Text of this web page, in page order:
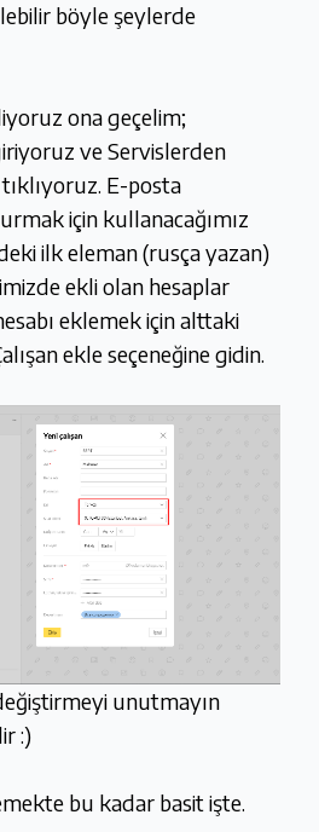
böyle şeylerde
ona geçelim;
ve Servislerden
E-posta
için kullanacağımız
ilk eleman (rusça yazan)
ekli olan hesaplar
eklemek için alttaki
ekle seçeneğine gidin.
unutmayın
:)
bu kadar basit işte.